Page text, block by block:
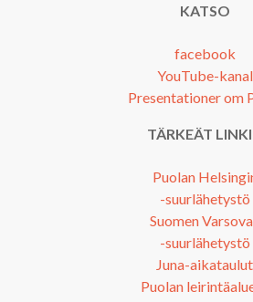
KATSO
facebook
YouTube-kanal
Presentationer om
TÄRKEÄT
Puolan
-suurlähetystö
Suomen
-suurlähetystö
Juna-aikataulut
Puolan